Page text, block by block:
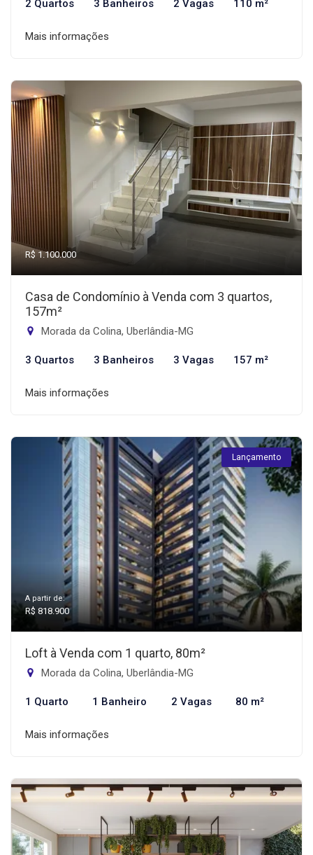
2 Quartos 3 Banheiros 2 Vagas 110 m²
Mais informações
R$ 1.100.000
Casa de Condomínio à Venda com 3 quartos,
157m²
Morada da Colina, Uberlândia-MG
3 Quartos 3 Banheiros 3 Vagas 157 m²
Mais informações
Lançamento
A partir de:
R$ 818.900
Loft à Venda com 1 quarto, 80m²
Morada da Colina, Uberlândia-MG
1 Quarto 1 Banheiro 2 Vagas 80 m²
Mais informações